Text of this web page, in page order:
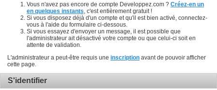
Vous n'avez pas encore de compte Developpez.com ? Créez-en un
en quelques instants , c'est entièrement gratuit !
Si vous disposez déjà d'un compte et qu'il est bien activé, connectez-
vous à l'aide du formulaire ci-dessous.
Si vous essayez d'envoyer un message, il est possible que
l'administrateur ait désactivé votre compte ou que celui-ci soit en
attente de validation.
L'administrateur a peut-être requis une inscription avant de pouvoir afficher
cette page.
S'identifier